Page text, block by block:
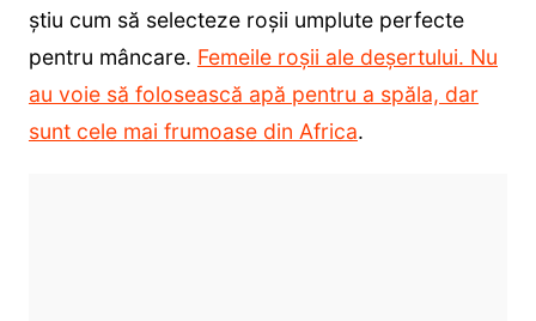
știu cum să selecteze roșii umplute perfecte
pentru mâncare. Femeile roșii ale deșertului. Nu
au voie să folosească apă pentru a spăla, dar
sunt cele mai frumoase din Africa.